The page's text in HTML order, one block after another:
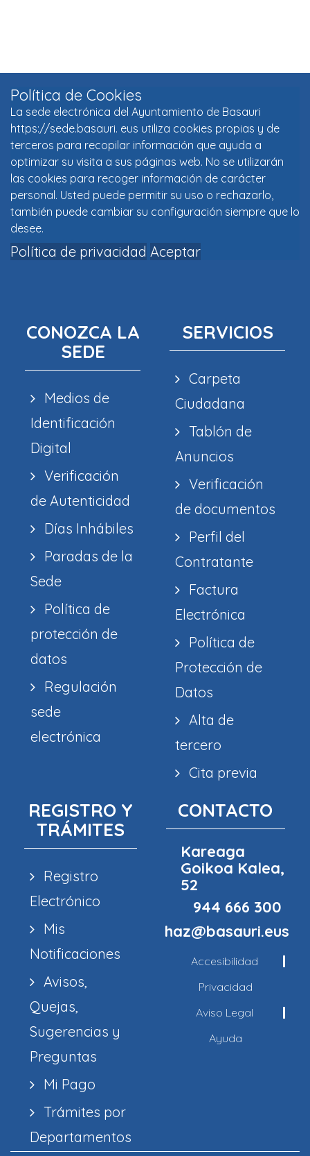
Política de Cookies
La sede electrónica del Ayuntamiento de Basauri
https://sede.basauri. eus utiliza cookies propias y de
terceros para recopilar información que ayuda a
optimizar su visita a sus páginas web. No se utilizarán
las cookies para recoger información de carácter
personal. Usted puede permitir su uso o rechazarlo,
también puede cambiar su configuración siempre que lo
desee.
Política de privacidad Aceptar
CONOZCA LA
SEDE
Medios de
Identificación
Digital
Verificación
de Autenticidad
Días Inhábiles
Paradas de la
Sede
Política de
protección de
datos
Regulación
sede
electrónica
SERVICIOS
Carpeta
Ciudadana
Tablón de
Anuncios
Verificación
de documentos
Perfil del
Contratante
Factura
Electrónica
Política de
Protección de
Datos
Alta de
tercero
Cita previa
REGISTRO Y
TRÁMITES
Registro
Electrónico
Mis
Notificaciones
Avisos,
Quejas,
Sugerencias y
Preguntas
Mi Pago
Trámites por
Departamentos
CONTACTO
Kareaga
Goikoa Kalea,
52
944 666 300
haz@basauri.eus
Accesibilidad
Privacidad
Aviso Legal
Ayuda